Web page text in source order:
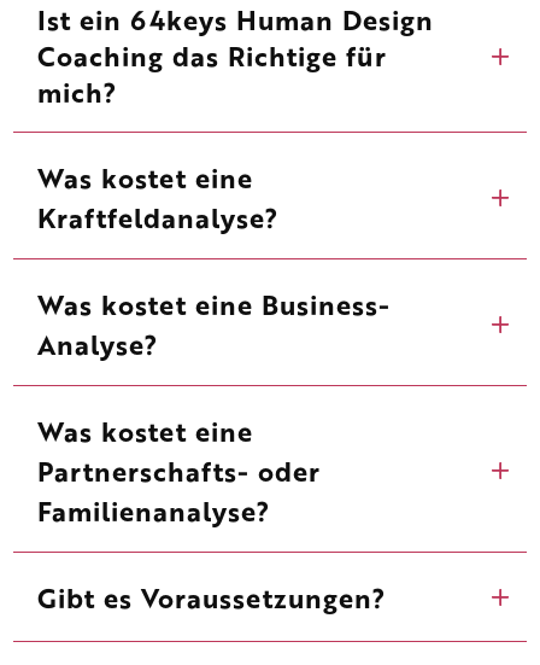
Ist ein 64keys Human Design
Coaching das Richtige für
mich?
Was kostet eine
Kraftfeldanalyse?
Was kostet eine Business-
Analyse?
Was kostet eine
Partnerschafts- oder
Familienanalyse?
Gibt es Voraussetzungen?